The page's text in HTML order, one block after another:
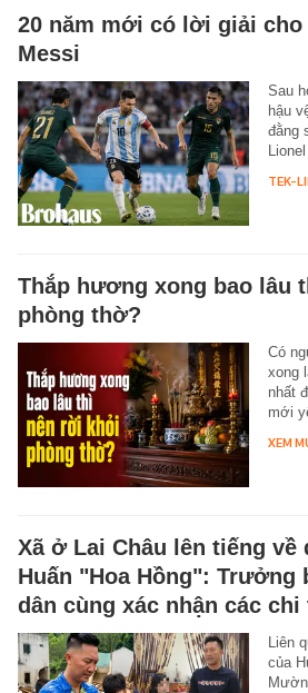
20 năm mới có lời giải cho
Messi
Sau
hậu
đằng
TEK-
Thắp hương xong bao lâu
phòng thờ?
Có
xong
nhất
mới
XEM
Xã ở Lai Châu lên tiếng về
Huấn "Hoa Hồng": Trưởng
dân cùng xác nhận các
Liên
của